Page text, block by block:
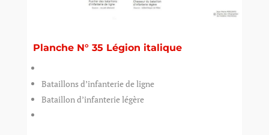
Planche N° 35 Légion italique
Bataillons d’infanterie de ligne
Bataillon d’infanterie légère